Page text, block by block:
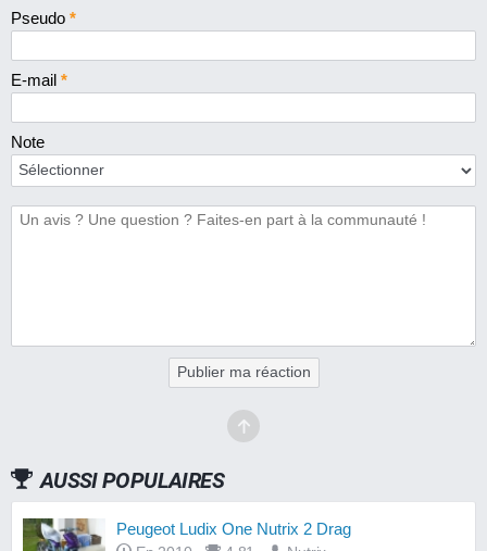
Pseudo *
E-mail *
Note
Publier ma réaction
AUSSI POPULAIRES
Peugeot Ludix One Nutrix 2 Drag